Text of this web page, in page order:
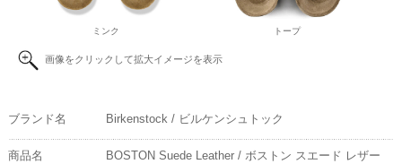
ミンク トープ
画像をクリックして拡大イメージを表示
ブランド名 Birkenstock / ビルケンシュトック
商品名 BOSTON Suede Leather / ボストン スエード レザー